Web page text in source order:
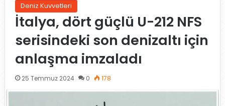
Deniz Kuvvetleri
İtalya, dört güçlü U-212 NFS
serisindeki son denizaltı için
anlaşma imzaladı
25 Temmuz 2024 0 178